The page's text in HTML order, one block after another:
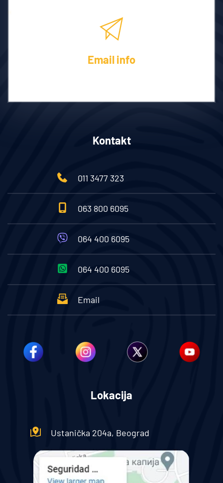
Email info
Kontakt
011 3477 323
063 800 6095
064 400 6095
064 400 6095
Email
Lokacija
Ustanička 204a, Beograd